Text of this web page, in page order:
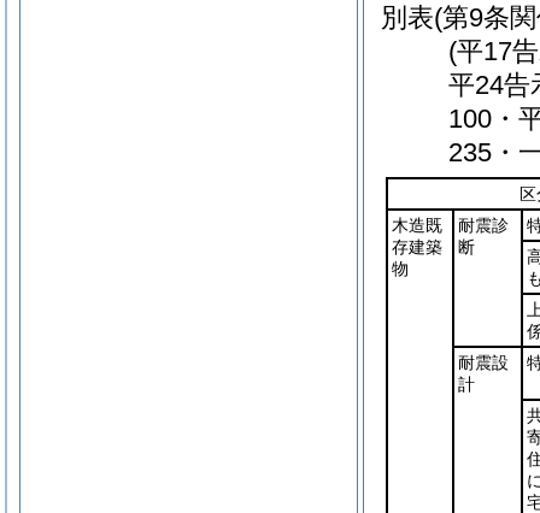
別表(第9条
(平17
平24告
100・
235・
木造既
存建築
物
耐震診
断
耐震設
計